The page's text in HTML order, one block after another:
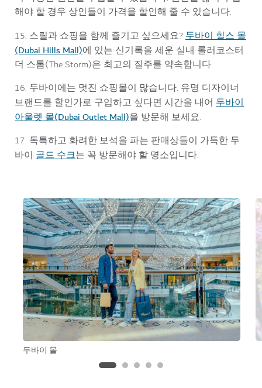
해야 할 경우 상인들이 가격을 할인해 줄 수 있습니다.
15. 스릴과 쇼핑을 함께 즐기고 싶으세요?두바이 힐스 몰
(Dubai Hills Mall)에 있는 신기록을 세운 실내 롤러코스터
더 스톰(The Storm)은 최고의 질주를 약속합니다.
16. 두바이에는 멋진 쇼핑몰이 많습니다. 유명 디자이너
브랜드를 할인가로 구입하고 싶다면 시간을 내어 두바이
아울렛 몰(Dubai Outlet Mall)을 방문해 보세요.
17. 독특하고 화려한 보석을 파는 판매상들이 가득한 두
바이 골드 수크는 꼭 방문해야 할 명소입니다.
두바이 몰